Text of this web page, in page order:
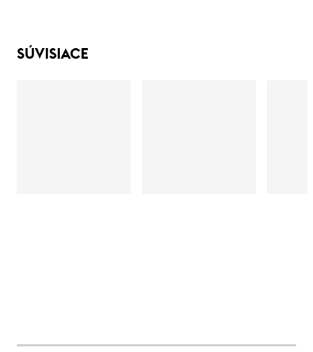
SÚVISIACE